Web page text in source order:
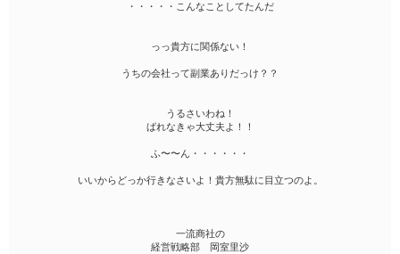
・・・・・こんなことしてたんだ
っっ貴方に関係ない！
うちの会社って副業ありだっけ？？
うるさいわね！
ばれなきゃ大丈夫よ！！
ふ〜〜ん・・・・・・
いいからどっか行きなさいよ！貴方無駄に目立つのよ。
一流商社の
経営戦略部 岡室里沙